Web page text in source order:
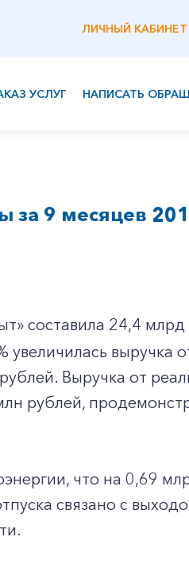
ЛИЧНЫЙ КАБИНЕТ
УСЛУГ НАПИСАТЬ
за 9 месяцев
составила 24,4
выручка
Выручка от
рублей,
что на 0,69
связано с